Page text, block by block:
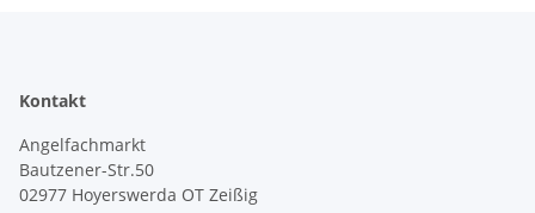
Kontakt
Angelfachmarkt
Bautzener-Str.50
02977 Hoyerswerda OT Zeißig